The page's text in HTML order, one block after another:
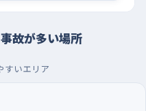
、西へ向かってゆるく下っ
るので、青が変わりかけた
すい。手前で早めに足をブ
くり近づくといい。
故が多い場所
すいエリア